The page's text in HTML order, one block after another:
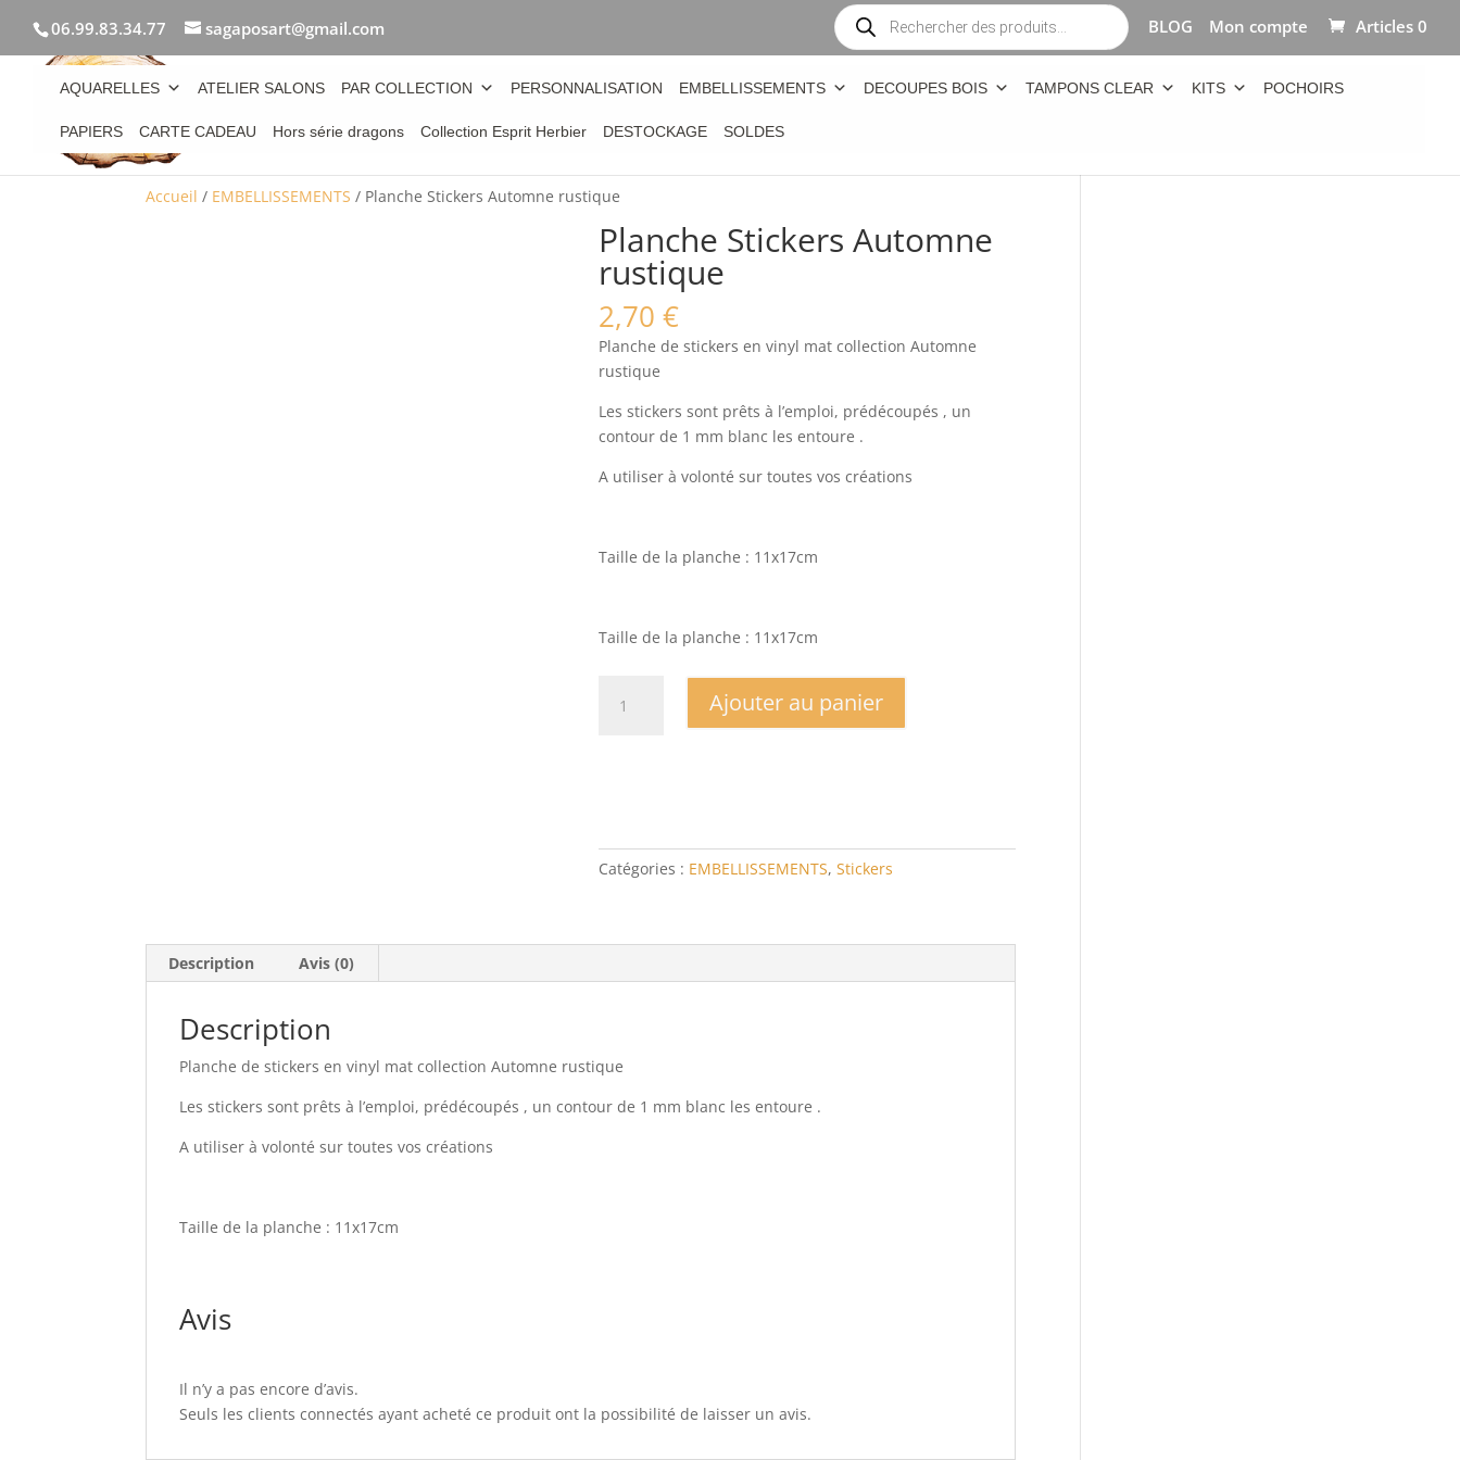
06.99.83.34.77 sagaposart@gmail.com
Recherche
de
produits
BLOG Mon compte Articles 0
AQUARELLES ATELIER SALONS PAR COLLECTION PERSONNALISATION EMBELLISSEMENTS DECOUPES BOIS TAMPONS CLEAR KITS POCHOIRS
PAPIERS CARTE CADEAU Hors série dragons Collection Esprit Herbier DESTOCKAGE SOLDES
Accueil / EMBELLISSEMENTS / Planche Stickers Automne rustique
Planche Stickers Automne
rustique
2,70 €
Planche de stickers en vinyl mat collection Automne
rustique
Les stickers sont prêts à l’emploi, prédécoupés , un
contour de 1 mm blanc les entoure .
A utiliser à volonté sur toutes vos créations
Taille de la planche : 11x17cm
Taille de la planche : 11x17cm
Ajouter au panier
Catégories : EMBELLISSEMENTS, Stickers
Description Avis (0)
Description
Planche de stickers en vinyl mat collection Automne rustique
Les stickers sont prêts à l’emploi, prédécoupés , un contour de 1 mm blanc les entoure .
A utiliser à volonté sur toutes vos créations
Taille de la planche : 11x17cm
Avis
Il n’y a pas encore d’avis.
Seuls les clients connectés ayant acheté ce produit ont la possibilité de laisser un avis.